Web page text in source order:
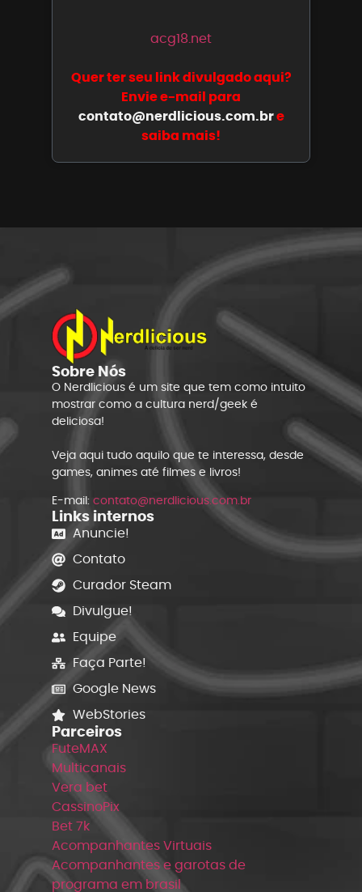
acg18.net
Quer ter seu link divulgado aqui?
Envie e-mail para
contato@nerdlicious.com.bre
saiba mais!
Sobre Nós
O Nerdlicious é um site que tem como intuito
mostrar como a cultura nerd/geek é
deliciosa!
Veja aqui tudo aquilo que te interessa, desde
games, animes até filmes e livros!
E-mail: contato@nerdlicious.com.br
Links internos
Anuncie!
Contato
Curador Steam
Divulgue!
Equipe
Faça Parte!
Google News
WebStories
Parceiros
FuteMAX
Multicanais
Vera bet
CassinoPix
Bet 7k
Acompanhantes Virtuais
Acompanhantes e garotas de
programa em brasil